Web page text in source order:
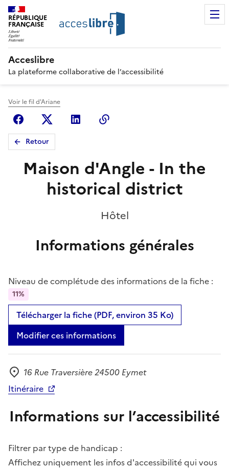
RÉPUBLIQUE
FRANÇAISE
Acceslibre
La plateforme collaborative de l’accessibilité
Voir le fil d'Ariane
FacebookX (anciennement Twitter)
Linkedin
Retour
Maison d'Angle - In the
historical district
Hôtel
Informations générales
Niveau de complétude des informations de la fiche :
11%
Télécharger la fiche (PDF, environ 35 Ko)
Modifier ces informations
Adresse
16 Rue Traversière 24500 Eymet
Itinéraire
Informations sur l’accessibilité
Filtrer par type de handicap :
Affichez uniquement les infos d'accessibilité qui vous